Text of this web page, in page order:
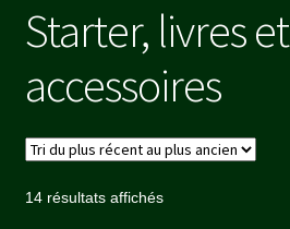
Starter, livres et
accessoires
14 résultats affichésTrié